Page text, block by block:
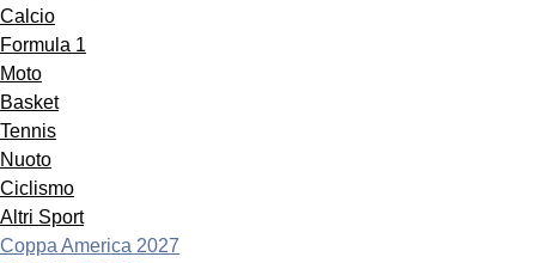
Calcio
Formula 1
Moto
Basket
Tennis
Nuoto
Ciclismo
Altri Sport
Coppa America 2027